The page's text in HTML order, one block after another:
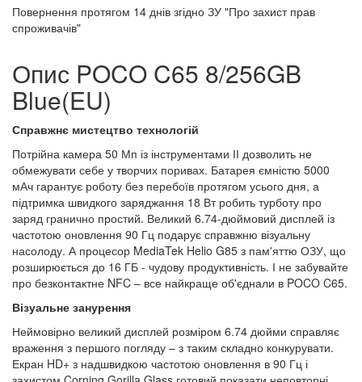
Повернення протягом 14 днів згідно ЗУ "Про захист прав
спроживачів"
Опис POCO C65 8/256GB
Blue(EU)
Справжнє мистецтво технологій
Потрійна камера 50 Мп із інструментами ІІ дозволить не
обмежувати себе у творчих поривах. Батарея ємністю 5000
мАч гарантує роботу без перебоїв протягом усього дня, а
підтримка швидкого заряджання 18 Вт робить турботу про
заряд гранично простий. Великий 6.74-дюймовий дисплей із
частотою оновлення 90 Гц подарує справжню візуальну
насолоду. А процесор MediaTek Helio G85 з пам'яттю ОЗУ, що
розширюється до 16 ГБ - чудову продуктивність. І не забувайте
про безконтактне NFC – все найкраще об'єднали в POCO C65.
Візуальне занурення
Неймовірно великий дисплей розміром 6.74 дюйми справляє
враження з першого погляду – з таким складно конкурувати.
Екран HD+ з надшвидкою частотою оновлення в 90 Гц і